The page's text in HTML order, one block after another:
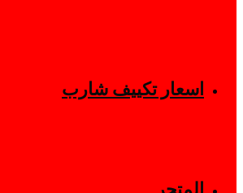
اسعار تكييف شارب